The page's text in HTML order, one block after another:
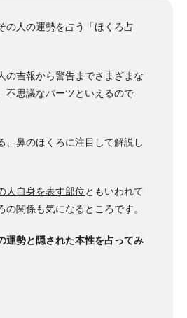
の人の運勢を占う「ほくろ占
の吉報から警告までさまざまな
不思議なパーツといえるので
、鼻のほくろに注目して解説し
人自身を表す部位ともいわれて
の関係も気になるところです。
運勢と隠された本性を占ってみ